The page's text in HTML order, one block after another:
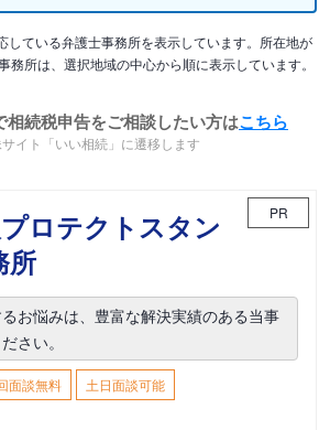
している弁護士事務所を表示しています。所在地が
務所は、選択地域の中心から順に表示しています。
相続税申告をご相談したい方はこちら
イト「いい相続」に遷移します
ロテクトスタン
所
PR
お悩みは、豊富な解決実績のある当事
さい。
面談無料
土日面談可能